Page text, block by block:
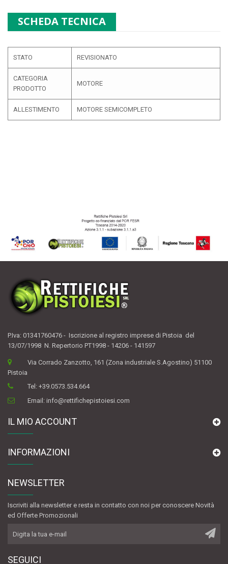
SCHEDA TECNICA
STATO REVISIONATO
CATEGORIA
PRODOTTO
MOTORE
ALLESTIMENTO MOTORE SEMICOMPLETO
P.Iva: 01341760476 - Iscrizione al registro imprese di Pistoia del
13/07/1998 N. Repertorio PT1998 - 14206 - 141597
Via Corrado Zanzotto, 161 (Zona industriale S.Agostino) 51100
Pistoia
Tel:+39.0573.534.664
Email:info@rettifichepistoiesi.com
IL MIO ACCOUNT
INFORMAZIONI
NEWSLETTER
Iscriviti alla newsletter e resta in contatto con noi per conoscere Novità
ed Offerte Promozionali
SEGUICI